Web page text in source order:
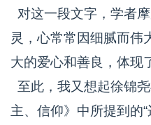
对这一段文字，学者
灵，心常常因细腻而伟
大的爱心和善良，体现
至此，我又想起徐锦
主、信仰》中所提到的